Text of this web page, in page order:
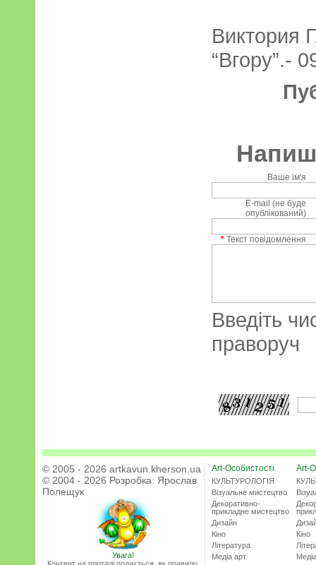
Виктория
“Вгору”.-
Ваше ім'я
E-mail (не буде
опублікований)
* Текст повідомлення
Введіть
праворуч
© 2005 - 2026 artkavun.kherson.ua
© 2004 - 2026 Розробка: Ярослав
Полещук
Увага!
Art-Особистості
КУЛЬТУРОЛОГІЯ
Візуальне мистецтво
Декоративно-
прикладне мистецтво
Дизайн
Кіно
Література
Медіа арт
Art-
Кіно